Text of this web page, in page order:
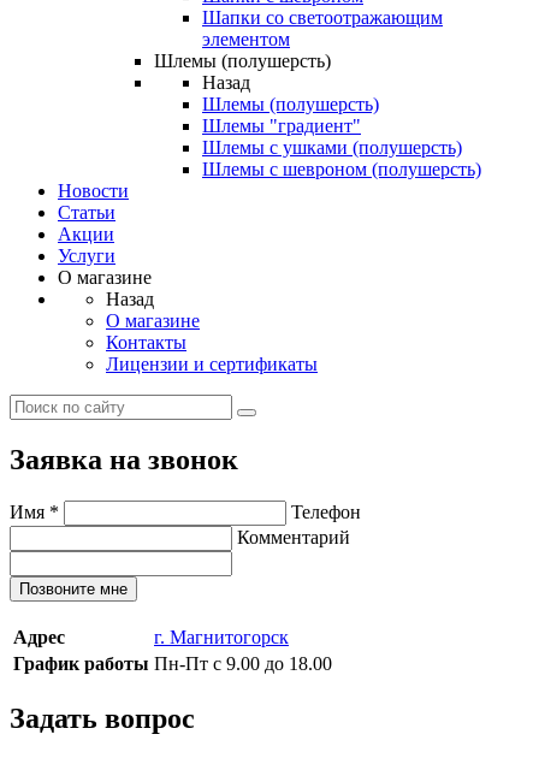
Шапки со светоотражающим
элементом
Шлемы (полушерсть)
Назад
Шлемы (полушерсть)
Шлемы "градиент"
Шлемы с ушками (полушерсть)
Шлемы с шевроном (полушерсть)
Новости
Статьи
Акции
Услуги
О магазине
Назад
О магазине
Контакты
Лицензии и сертификаты
Заявка на звонок
Имя *
Телефон
Комментарий
Позвоните мне
Адрес
г. Магнитогорск
График работы Пн-Пт с 9.00 до 18.00
Задать вопрос